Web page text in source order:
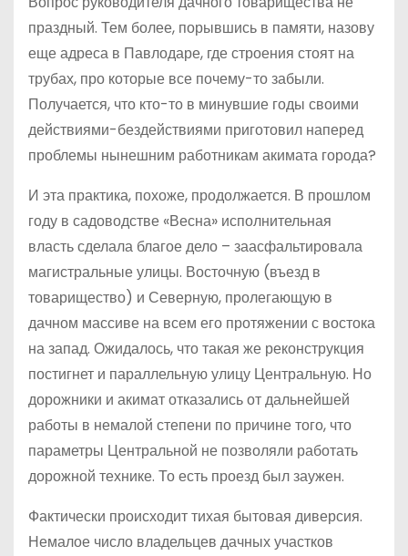
праздный. Тем более, порывшись в памяти, назову
еще адреса в Павлодаре, где строения стоят на
трубах, про которые все почему-то забыли.
Получается, что кто-то в минувшие годы своими
действиями-бездействиями приготовил наперед
проблемы нынешним работникам акимата города?
И эта практика, похоже, продолжается. В прошлом
году в садоводстве «Весна» исполнительная
власть сделала благое дело – заасфальтировала
магистральные улицы. Восточную (въезд в
товарищество) и Северную, пролегающую в
дачном массиве на всем его протяжении с востока
на запад. Ожидалось, что такая же реконструкция
постигнет и параллельную улицу Центральную. Но
дорожники и акимат отказались от дальнейшей
работы в немалой степени по причине того, что
параметры Центральной не позволяли работать
дорожной технике. То есть проезд был заужен.
Фактически происходит тихая бытовая диверсия.
Немалое число владельцев дачных участков